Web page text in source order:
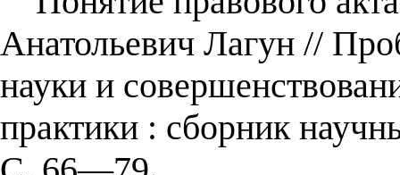
Анатольевич Лагун //
науки и
практики : сборник